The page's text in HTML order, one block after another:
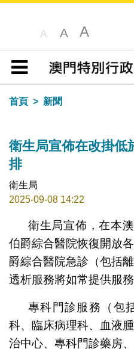
A A A
目錄
首頁
新聞
衛生局宣佈在改掛低
排
衛生局
2025-09-08 14:22
衛生局宣佈，在本
伯爵綜合醫院恢復開放
爵綜合醫院急診（包括
透析服務將如常提供服務
專科門診服務（包
科、臨床病理科、血液
治中心、專科門診藥房